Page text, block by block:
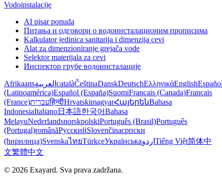
Vodoinstalacije
AI pisar ponuda
Питања и одговори о водоинсталационим прописима
Kalkulator jedinica sanitarija i dimenzija cevi
Alat za dimenzioniranje grejača vode
Selektor materijala za cevi
Инспектор грубе водоинсталације
Afrikaansالعربية catalàČeštinaDanskDeutschΕλληνικάEnglish
(Latinoamérica)Español (España)SuomiFrançais (Canada)Français
(France)עבריתहिन्दीHrvatskimagyarՀայերենBahasa
IndonesiaItaliano日本語한국어Bahasa
MelayuNederlandsnorskpolskiPortuguês (Brasil)Português
(Portugal)românăРусскийSlovenčinaсрпски
(ћирилица)SvenskaไทยTürkçeУкраїнськаاردو Tiếng Việt简体中
文繁體中文
© 2026 Exayard. Sva prava zadržana.